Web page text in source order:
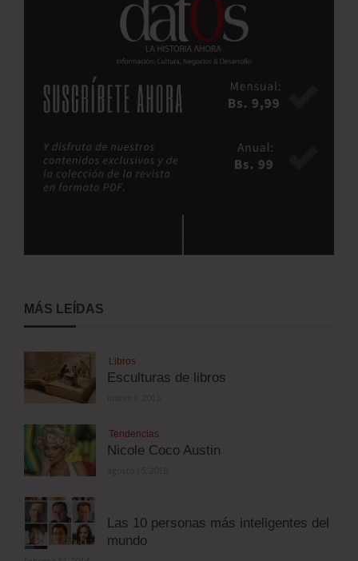
MÁS LEÍDAS
Libros
Esculturas de libros
Tendencias
Nicole Coco Austin
Las 10 personas más inteligentes del
mundo